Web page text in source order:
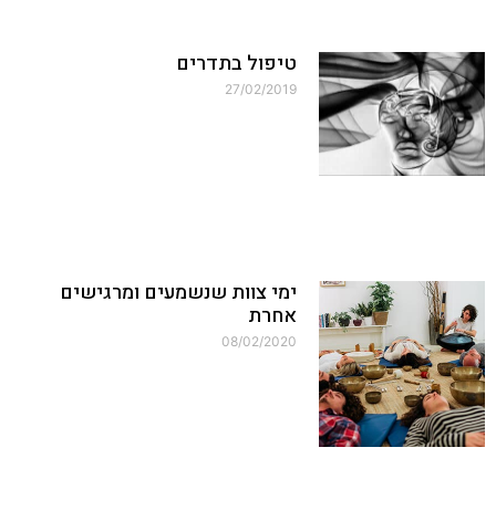
טיפול בתדרים
27/02/2019
ימי צוות שנשמעים ומרגישים
אחרת
08/02/2020